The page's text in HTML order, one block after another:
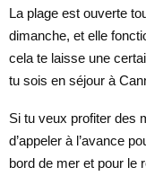
La plage est ouverte
dimanche, et elle
cela te laisse une
tu sois en séjour à
Si tu veux profiter des
d’appeler à l’avance
bord de mer et pour le